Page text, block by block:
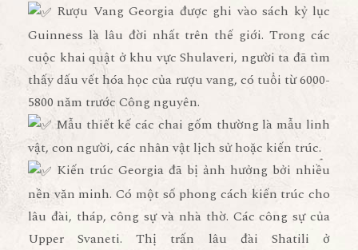
Rượu Vang Georgia được ghi vào sách kỷ lục
Guinness là lâu đời nhất trên thế giới. Trong các
cuộc khai quật ở khu vực Shulaveri, người ta đã tìm
thấy dấu vết hóa học của rượu vang, có tuổi từ 6000-
5800 năm trước Công nguyên.
Mẫu thiết kế các chai gốm thường là mẫu linh
vật, con người, các nhân vật lịch sử hoặc kiến trúc.
Kiến trúc Georgia đã bị ảnh hưởng bởi nhiều
nền văn minh. Có một số phong cách kiến trúc cho
lâu đài, tháp, công sự và nhà thờ. Các công sự của
Upper Svaneti. Thị trấn lâu đài Shatili ở